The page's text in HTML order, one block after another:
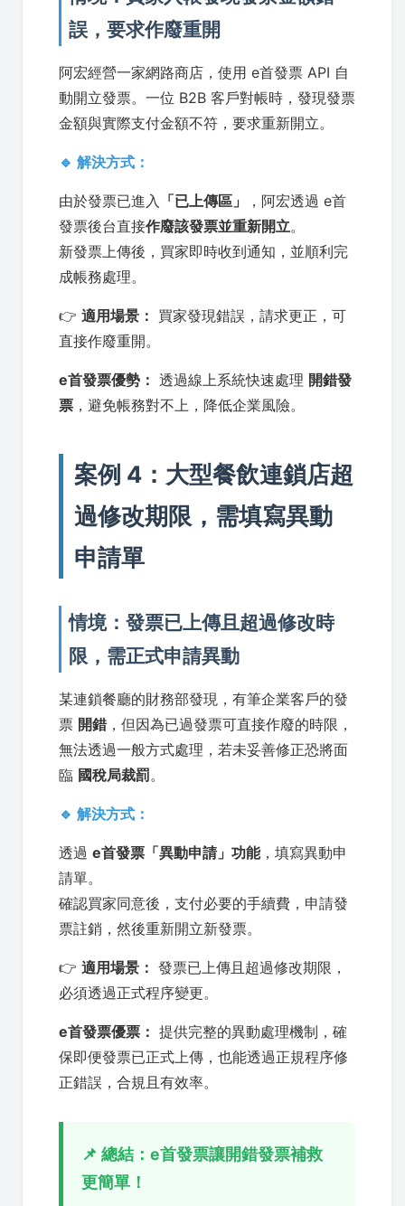
誤，要求作廢重開
阿宏經營一家網路商店，使用 e首發票 API 自
動開立發票。一位 B2B 客戶對帳時，發現發票
金額與實際支付金額不符，要求重新開立。
🔹 解決方式：
由於發票已進入 「已上傳區」
，阿宏透過 e首
發票後台直接作廢該發票並重新開立。
新發票上傳後，買家即時收到通知，並順利完
成帳務處理。
👉 適用場景： 買家發現錯誤，請求更正，可
直接作廢重開。
e首發票優勢： 透過線上系統快速處理 開錯發
票 ，避免帳務對不上，降低企業風險。
案例 4：大型餐飲連鎖店超
過修改期限，需填寫異動
申請單
情境：發票已上傳且超過修改時
限，需正式申請異動
某連鎖餐廳的財務部發現，有筆企業客戶的發
票 開錯，但因為已過發票可直接作廢的時限，
無法透過一般方式處理，若未妥善修正恐將面
臨 國稅局裁罰。
🔹 解決方式：
透過 e首發票「異動申請」功能，填寫異動申
請單。
確認買家同意後，支付必要的手續費，申請發
票註銷，然後重新開立新發票。
👉 適用場景： 發票已上傳且超過修改期限，
必須透過正式程序變更。
e首發票優票： 提供完整的異動處理機制，確
保即便發票已正式上傳，也能透過正規程序修
正錯誤，合規且有效率。
📌 總結：e首發票讓開錯發票補救
更簡單！